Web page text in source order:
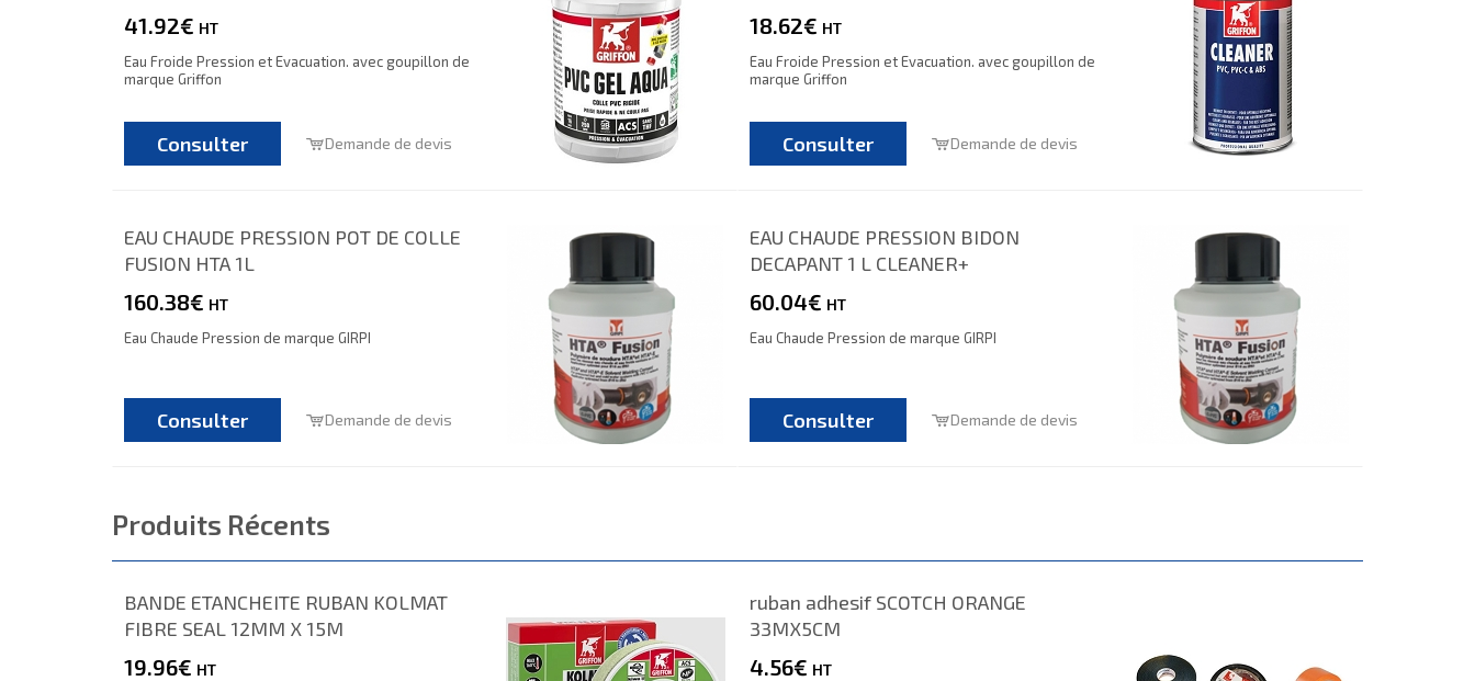
41.92€ HT
Eau Froide Pression et Evacuation. avec goupillon de
marque Griffon
Consulter Demande de devis
18.62€ HT
Eau Froide Pression et Evacuation. avec goupillon de
marque Griffon
Consulter Demande de devis
EAU CHAUDE PRESSION POT DE COLLE
FUSION HTA 1L
160.38€ HT
Eau Chaude Pression de marque GIRPI
Consulter Demande de devis
EAU CHAUDE PRESSION BIDON
DECAPANT 1 L CLEANER+
60.04€ HT
Eau Chaude Pression de marque GIRPI
Consulter Demande de devis
Produits Récents
BANDE ETANCHEITE RUBAN KOLMAT
FIBRE SEAL 12MM X 15M
19.96€ HT
ruban adhesif SCOTCH ORANGE
33MX5CM
4.56€ HT